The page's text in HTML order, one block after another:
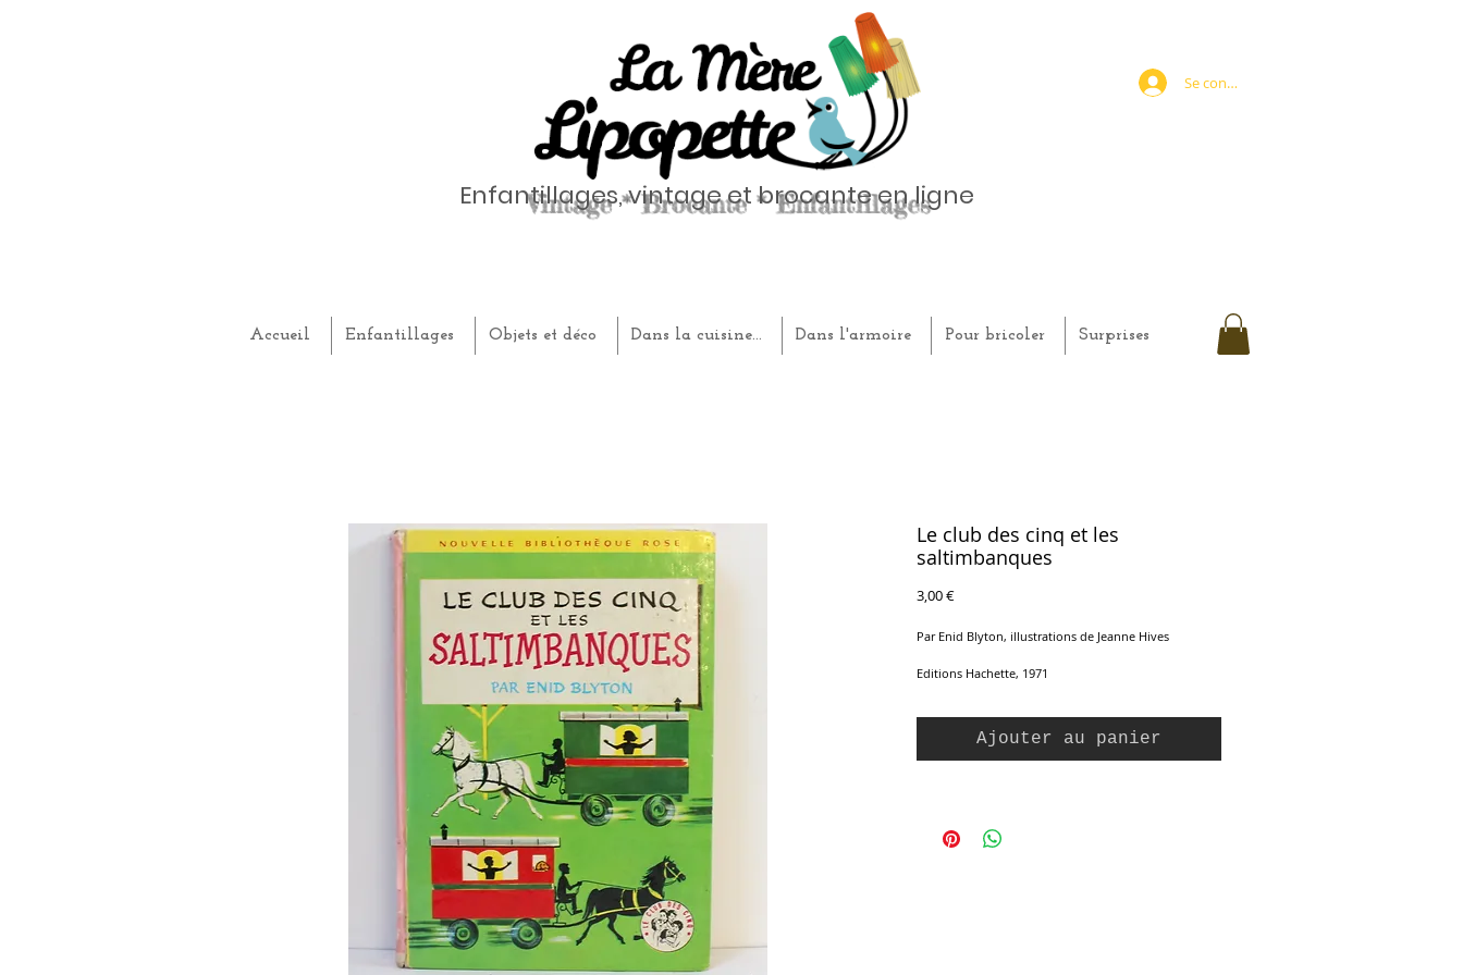
Enfantillages, vintage et brocante en ligne
Accueil Enfantillages Objets et déco Dans la cuisine... Dans l'armoire Pour bricoler Surprises
Se connecter
Le club des cinq et les
saltimbanques
3,00 €Prix
Par Enid Blyton, illustrations de Jeanne Hives
Editions Hachette, 1971
Couverture cartonnée, 254 pages
Ajouter au panier